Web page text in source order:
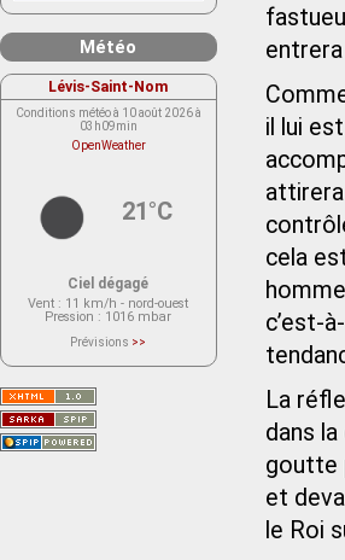
il lui
cela
c’est-
La
dans la
goutte
et
le Roi
Météo
Lévis-Saint-Nom
Conditions météo à 10 août 2026 à
03h09min
OpenWeather
21°C
Ciel dégagé
Vent : 11 km/h - nord-ouest
Pression : 1016 mbar
Prévisions >>
actuellement aucune prévision
Saint-Nom.
Veuillez consulter le message du
service ci-dessous.
(401 - Invalid API key. Please see
https://openweathermap.org/faq#error401